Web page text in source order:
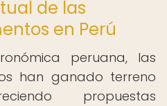
de las
en Perú
peruana, las
han ganado terreno
propuestas